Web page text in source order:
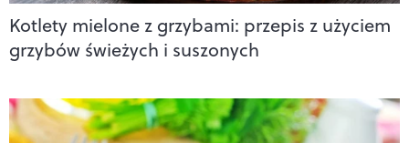
Kotlety mielone z grzybami: przepis z użyciem
grzybów świeżych i suszonych